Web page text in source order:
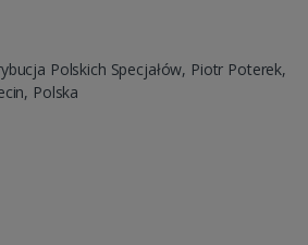
Polskich Specjałów, Piotr Poterek,
Polska